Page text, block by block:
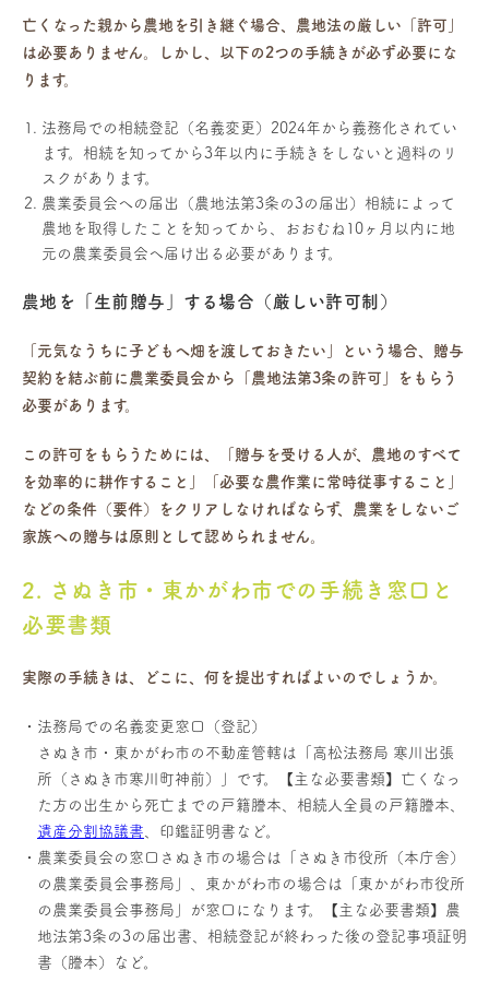
亡くなった親から農地を引き継ぐ場合、農地法の厳しい「許可」
は必要ありません。しかし、以下の2つの手続きが必ず必要にな
ります。
法務局での相続登記（名義変更）2024年から義務化されてい
ます。相続を知ってから3年以内に手続きをしないと過料のリ
スクがあります。
農業委員会への届出（農地法第3条の3の届出）相続によって
農地を取得したことを知ってから、おおむね10ヶ月以内に地
元の農業委員会へ届け出る必要があります。
農地を「生前贈与」する場合（厳しい許可制）
「元気なうちに子どもへ畑を渡しておきたい」という場合、贈与
契約を結ぶ前に農業委員会から「農地法第3条の許可」をもらう
必要があります。
この許可をもらうためには、「贈与を受ける人が、農地のすべて
を効率的に耕作すること」「必要な農作業に常時従事すること」
などの条件（要件）をクリアしなければならず、農業をしないご
家族への贈与は原則として認められません。
2. さぬき市・東かがわ市での手続き窓口と
必要書類
実際の手続きは、どこに、何を提出すればよいのでしょうか。
法務局での名義変更窓口（登記）
さぬき市・東かがわ市の不動産管轄は「高松法務局 寒川出張
所（さぬき市寒川町神前）」です。【主な必要書類】亡くなっ
た方の出生から死亡までの戸籍謄本、相続人全員の戸籍謄本、
遺産分割協議書 、印鑑証明書など。
農業委員会の窓口さぬき市の場合は「さぬき市役所（本庁舎）
の農業委員会事務局」、東かがわ市の場合は「東かがわ市役所
の農業委員会事務局」が窓口になります。【主な必要書類】農
地法第3条の3の届出書、相続登記が終わった後の登記事項証明
書（謄本）など。